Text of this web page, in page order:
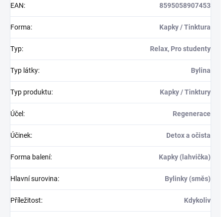
EAN: 8595058907453
Forma: Kapky / Tinktura
Typ: Relax, Pro studenty
Typ látky: Bylina
Typ produktu: Kapky / Tinktury
Účel : Regenerace
Účinek: Detox a očista
Forma balení: Kapky (lahvička)
Hlavní surovina: Bylinky (směs)
Příležitost: Kdykoliv